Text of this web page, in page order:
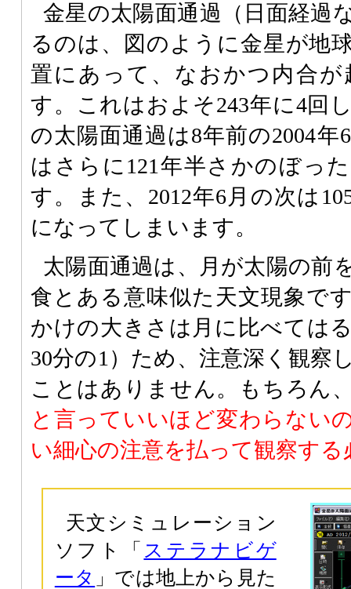
金星の太陽面通過（日面経過
るのは、図のように金星が地
置にあって、なおかつ内合
す。これはおよそ243年に4回
の太陽面通過は8年前の2004
はさらに121年半さかのぼっ
す。また、2012年6月の次は
になってしまいます。
太陽面通過は、月が太陽の前
食とある意味似た天文現象で
かけの大きさは月に比べては
30分の1）ため、注意深く観察
ことはありません。もちろん
と言っていいほど変わらない
い細心の注意を払って観察す
天文シミュレーション
ソフト「 ステラナビゲ
ータ 」では地上から見た